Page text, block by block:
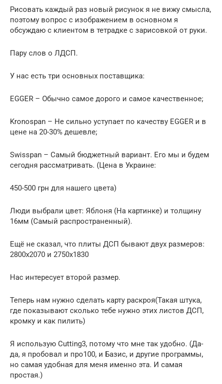
Рисовать каждый раз новый рисунок я не вижу смысла,
поэтому вопрос с изображением в основном я
обсуждаю с клиентом в тетрадке с зарисовкой от руки.
Пару слов о ЛДСП.
У нас есть три основных поставщика:
EGGER – Обычно самое дорого и самое качественное;
Kronospan – Не сильно уступает по качеству EGGER и в
цене на 20-30% дешевле;
Swisspan – Самый бюджетный вариант. Его мы и будем
сегодня рассматривать. (Цена в Украине:
450-500 грн для нашего цвета)
Люди выбрали цвет: Яблоня (На картинке) и толщину
16мм (Самый распространенный).
Ещё не сказал, что плиты ДСП бывают двух размеров:
2800х2070 и 2750х1830
Нас интересует второй размер.
Теперь нам нужно сделать карту раскроя(Такая штука,
где показывают сколько тебе нужно этих листов ДСП,
кромку и как пилить)
Я использую Cutting3, потому что мне так удобно. (Да-
да, я пробовал и про100, и Базис, и другие программы,
но самая удобная для меня именно эта. И самая
простая.)